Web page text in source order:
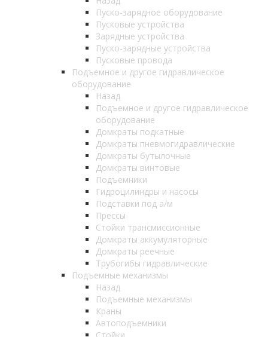
Пуско-зарядное оборудование
Пусковые устройства
Зарядные устройства
Пуско-зарядные устройства
Пусковые провода
Подъемное и другое гидравлическое
оборудование
Назад
Подъемное и другое гидравлическое
оборудование
Домкраты подкатные
Домкраты пневмогидравлические
Домкраты бутылочные
Домкраты винтовые
Подъемники
Гидроцилиндры и насосы
Подставки под а/м
Прессы
Стойки трансмиссионные
Домкраты аккумуляторные
Домкраты реечные
Трубогибы гидравлические
Подъемные механизмы
Назад
Подъемные механизмы
Краны
Автоподъемники
Стойки